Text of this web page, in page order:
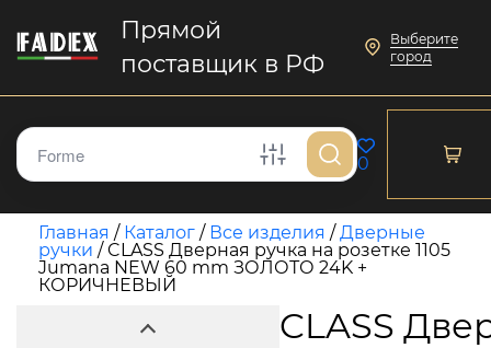
Прямой
поставщик в РФ
Выберите
город
0
Главная / Каталог / Все изделия /Дверные
ручки /CLASS Дверная ручка на розетке 1105
Jumana NEW 60 mm ЗОЛОТО 24K +
КОРИЧНЕВЫЙ
CLASS